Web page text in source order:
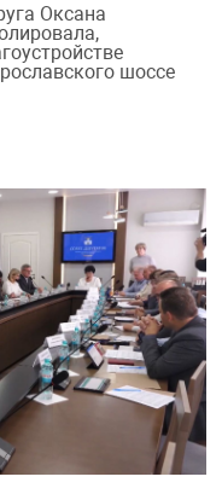
Оксана
шоссе